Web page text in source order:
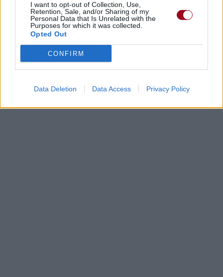
I want to opt-out of Collection, Use,
Retention, Sale, and/or Sharing of my
Personal Data that Is Unrelated with the
Purposes for which it was collected.
Opted Out
CONFIRM
Data Deletion Data Access Privacy Policy